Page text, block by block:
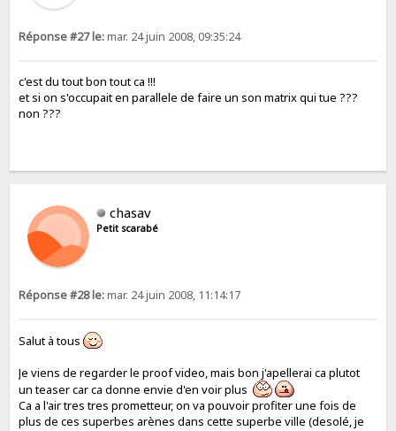
Réponse #27 le:mar. 24 juin 2008, 09:35:24
c'est du tout bon tout ca !!!
et si on s'occupait en parallele de faire un son matrix qui tue ???
non ???
chasav
Petit scarabé
Réponse #28 le:mar. 24 juin 2008, 11:14:17
Salut à tous
Je viens de regarder le proof video, mais bon j'apellerai ca plutot
un teaser car ca donne envie d'en voir plus
Ca a l'air tres tres prometteur, on va pouvoir profiter une fois de
plus de ces superbes arènes dans cette superbe ville (desolé, je